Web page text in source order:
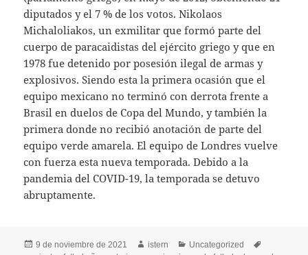
diputados y el 7 % de los votos. Nikolaos
Michaloliakos, un exmilitar que formó parte del
cuerpo de paracaidistas del ejército griego y que en
1978 fue detenido por posesión ilegal de armas y
explosivos. Siendo esta la primera ocasión que el
equipo mexicano no terminó con derrota frente a
Brasil en duelos de Copa del Mundo, y también la
primera donde no recibió anotación de parte del
equipo verde amarela. El equipo de Londres vuelve
con fuerza esta nueva temporada. Debido a la
pandemia del COVID-19, la temporada se detuvo
abruptamente.
Publicado
9 de noviembre de 2021 Autor
istern Categorías
Uncategorized